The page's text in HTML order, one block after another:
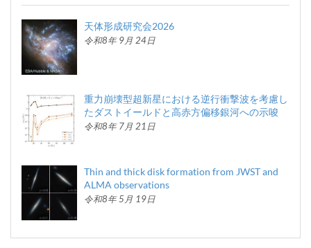
天体形成研究会2026
令和8年 9月 24日
重力崩壊型超新星における逆行衝撃波を考慮し
たダストイールドと高赤方偏移銀河への示唆
令和8年 7月 21日
Thin and thick disk formation from JWST and
ALMA observations
令和8年 5月 19日